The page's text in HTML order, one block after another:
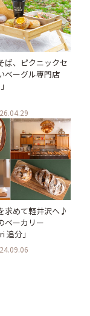
ば、ピクニックセ
ベーグル専門店
求めて軽井沢へ♪
ベーカリー
追分」